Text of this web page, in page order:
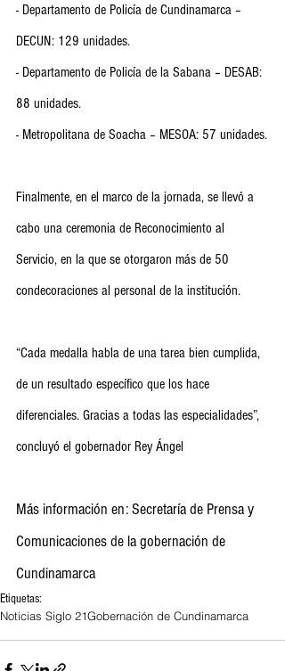
- Departamento de Policía de Cundinamarca –
DECUN: 129 unidades.
- ⁠Departamento de Policía de la Sabana – DESAB:
88 unidades.
- ⁠Metropolitana de Soacha – MESOA: 57 unidades.
Finalmente, en el marco de la jornada, se llevó a
cabo una ceremonia de Reconocimiento al
Servicio, en la que se otorgaron más de 50
condecoraciones al personal de la institución.
“Cada medalla habla de una tarea bien cumplida,
de un resultado específico que los hace
diferenciales. Gracias a todas las especialidades”,
concluyó el gobernador Rey Ángel
Más información en: Secretaría de Prensa y
Comunicaciones de la gobernación de
Cundinamarca
Etiquetas:
Noticias Siglo 21Gobernación de Cundinamarca